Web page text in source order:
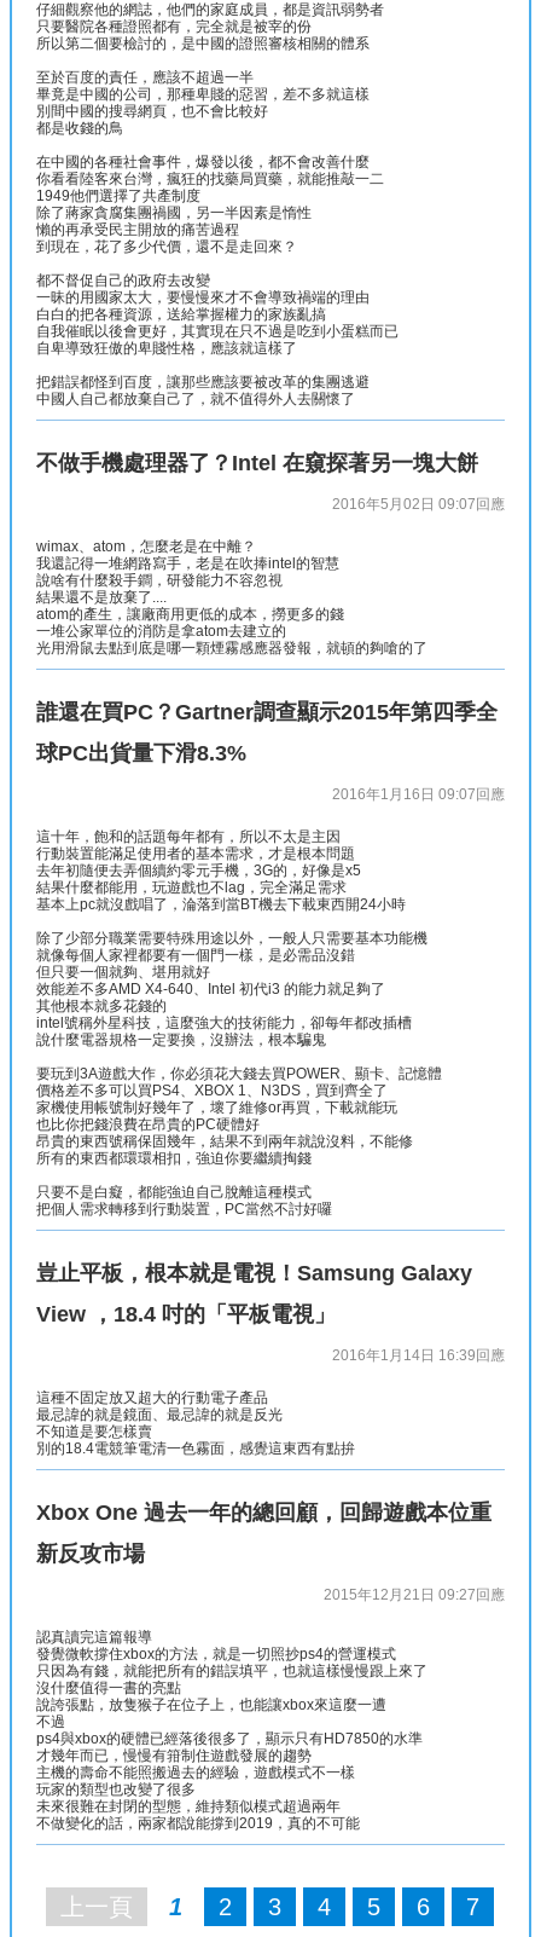
仔細觀察他的網誌，他們的家庭成員，都是資訊弱勢者
只要醫院各種證照都有，完全就是被宰的份
所以第二個要檢討的，是中國的證照審核相關的體系
至於百度的責任，應該不超過一半
畢竟是中國的公司，那種卑賤的惡習，差不多就這樣
別間中國的搜尋網頁，也不會比較好
都是收錢的鳥
在中國的各種社會事件，爆發以後，都不會改善什麼
你看看陸客來台灣，瘋狂的找藥局買藥，就能推敲一二
1949他們選擇了共產制度
除了蔣家貪腐集團禍國，另一半因素是惰性
懶的再承受民主開放的痛苦過程
到現在，花了多少代價，還不是走回來？
都不督促自己的政府去改變
一昧的用國家太大，要慢慢來才不會導致禍端的理由
白白的把各種資源，送給掌握權力的家族亂搞
自我催眠以後會更好，其實現在只不過是吃到小蛋糕而已
自卑導致狂傲的卑賤性格，應該就這樣了
把錯誤都怪到百度，讓那些應該要被改革的集團逃避
中國人自己都放棄自己了，就不值得外人去關懷了
不做手機處理器了？Intel 在窺探著另一塊大餅
2016年5月02日 09:07 回應
wimax、atom，怎麼老是在中離？
我還記得一堆網路寫手，老是在吹捧intel的智慧
說啥有什麼殺手鐧，研發能力不容忽視
結果還不是放棄了....
atom的產生，讓廠商用更低的成本，撈更多的錢
一堆公家單位的消防是拿atom去建立的
光用滑鼠去點到底是哪一顆煙霧感應器發報，就頓的夠嗆的了
誰還在買PC？Gartner調查顯示2015年第四季全
球PC出貨量下滑8.3%
2016年1月16日 09:07 回應
這十年，飽和的話題每年都有，所以不太是主因
行動裝置能滿足使用者的基本需求，才是根本問題
去年初隨便去弄個續約零元手機，3G的，好像是x5
結果什麼都能用，玩遊戲也不lag，完全滿足需求
基本上pc就沒戲唱了，淪落到當BT機去下載東西開24小時
除了少部分職業需要特殊用途以外，一般人只需要基本功能機
就像每個人家裡都要有一個門一樣，是必需品沒錯
但只要一個就夠、堪用就好
效能差不多AMD X4-640、Intel 初代i3 的能力就足夠了
其他根本就多花錢的
intel號稱外星科技，這麼強大的技術能力，卻每年都改插槽
說什麼電器規格一定要換，沒辦法，根本騙鬼
要玩到3A遊戲大作，你必須花大錢去買POWER、顯卡、記憶體
價格差不多可以買PS4、XBOX 1、N3DS，買到齊全了
家機使用帳號制好幾年了，壞了維修or再買，下載就能玩
也比你把錢浪費在昂貴的PC硬體好
昂貴的東西號稱保固幾年，結果不到兩年就說沒料，不能修
所有的東西都環環相扣，強迫你要繼續掏錢
只要不是白癡，都能強迫自己脫離這種模式
把個人需求轉移到行動裝置，PC當然不討好囉
豈止平板，根本就是電視！Samsung Galaxy
View ，18.4 吋的「平板電視」
2016年1月14日 16:39 回應
這種不固定放又超大的行動電子產品
最忌諱的就是鏡面、最忌諱的就是反光
不知道是要怎樣賣
別的18.4電競筆電清一色霧面，感覺這東西有點拚
Xbox One 過去一年的總回顧，回歸遊戲本位重
新反攻市場
2015年12月21日 09:27 回應
認真讀完這篇報導
發覺微軟撐住xbox的方法，就是一切照抄ps4的營運模式
只因為有錢，就能把所有的錯誤填平，也就這樣慢慢跟上來了
沒什麼值得一書的亮點
說誇張點，放隻猴子在位子上，也能讓xbox來這麼一遭
不過
ps4與xbox的硬體已經落後很多了，顯示只有HD7850的水準
才幾年而已，慢慢有箝制住遊戲發展的趨勢
主機的壽命不能照搬過去的經驗，遊戲模式不一樣
玩家的類型也改變了很多
未來很難在封閉的型態，維持類似模式超過兩年
不做變化的話，兩家都說能撐到2019，真的不可能
上一頁 1 2 3 4 5 6 7